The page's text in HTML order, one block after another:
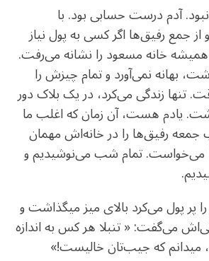
آدم درست حسابی بود. با
از جمع رفیق‌ها اگر کسی به پول نیاز
خانه مسعود را نشانه می‌رفت.
بهانه نمی‌آورد و تمام چیزش را
تنها زندگی می‌کرد، در یک بلاک دور
یادم هست، آن زمان که اغلب ما
جمعه رفیق‌ها را در خانه‌اش مهمان
می‌خواست. تمام شب می‌نوشیدیم‌ و
پول می‌کرد بالای میز میگذاشت و
می‌گفت: « تنبلا هر کس به اندازه
میدانم که جیب‌تان خالیست!»